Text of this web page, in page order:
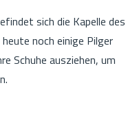
sich die Kapelle des
noch einige Pilger
Schuhe ausziehen, um